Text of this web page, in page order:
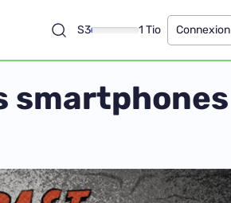
S3 1 Tio Connexion
smartphones